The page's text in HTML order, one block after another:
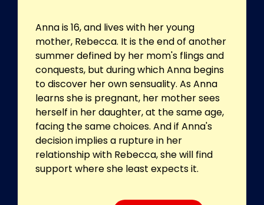
Anna is 16, and lives with her young
mother, Rebecca. It is the end of another
summer defined by her mom's flings and
conquests, but during which Anna begins
to discover her own sensuality. As Anna
learns she is pregnant, her mother sees
herself in her daughter, at the same age,
facing the same choices. And if Anna's
decision implies a rupture in her
relationship with Rebecca, she will find
support where she least expects it.